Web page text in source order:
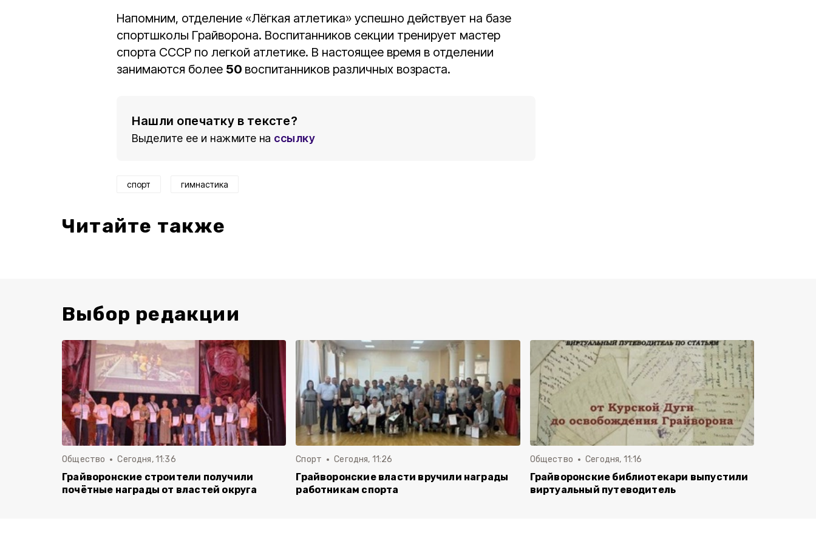
Напомним, отделение «Лёгкая атлетика» успешно действует на базе
спортшколы Грайворона. Воспитанников секции тренирует мастер
спорта СССР по легкой атлетике. В настоящее время в отделении
занимаются более 50 воспитанников различных возраста.
Нашли опечатку в тексте?
Выделите ее и нажмите на ссылку
спорт гимнастика
Читайте также
Выбор редакции
Общество Сегодня, 11:36
Грайворонские строители получили
почётные награды от властей округа
Спорт Сегодня, 11:26
Грайворонские власти вручили награды
работникам спорта
Общество Сегодня, 11:16
Грайворонские библиотекари выпустили
виртуальный путеводитель